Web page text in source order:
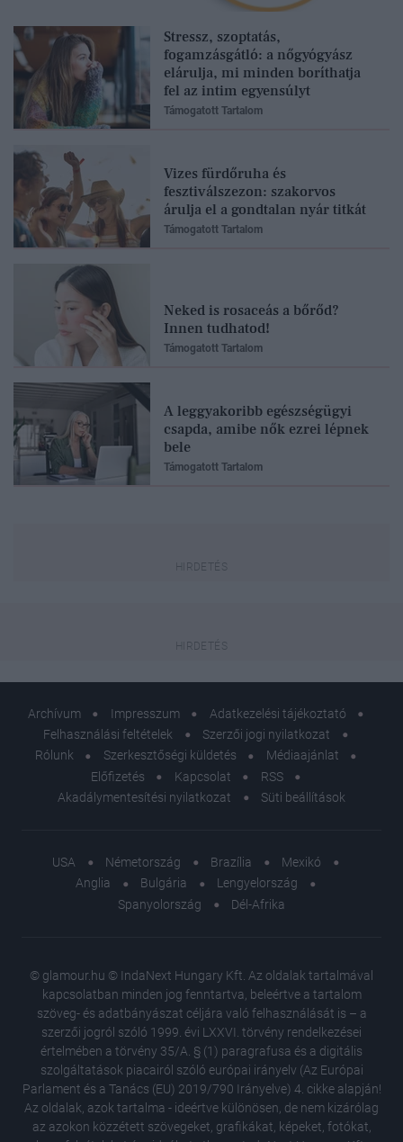
Stressz, szoptatás,
fogamzásgátló: a nőgyógyász
elárulja, mi minden boríthatja
fel az intim egyensúlyt
Támogatott Tartalom
Vizes fürdőruha és
fesztiválszezon: szakorvos
árulja el a gondtalan nyár titkát
Támogatott Tartalom
Neked is rosaceás a bőrőd?
Innen tudhatod!
Támogatott Tartalom
A leggyakoribb egészségügyi
csapda, amibe nők ezrei lépnek
bele
Támogatott Tartalom
Archívum Impresszum
Adatkezelési tájékoztató
Felhasználási feltételek
Szerzői jogi nyilatkozat
Rólunk
Szerkesztőségi küldetés
Médiaajánlat
Előfizetés
Kapcsolat
RSS
Akadálymentesítési nyilatkozat
Süti beállítások
USA Németország Brazília
Mexikó
Anglia
Bulgária
Lengyelország
Spanyolország
Dél-Afrika
© glamour.hu © IndaNext Hungary Kft. Az oldalak tartalmával
kapcsolatban minden jog fenntartva, beleértve a tartalom
szöveg- és adatbányászat céljára való felhasználását is – a
szerzői jogról szóló 1999. évi LXXVI. törvény rendelkezései
értelmében a törvény 35/A. § (1) paragrafusa és a digitális
szolgáltatások piacairól szóló európai irányelv (Az Európai
Parlament és a Tanács (EU) 2019/790 Irányelve) 4. cikke alapján!
Az oldalak, azok tartalma - ideértve különösen, de nem kizárólag
az azokon közzétett szövegeket, grafikákat, képeket, fotókat,